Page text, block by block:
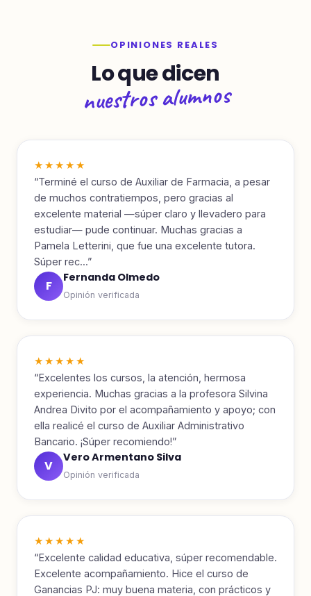
OPINIONES REALES
Lo que dicen
nuestros alumnos
★★★★★
“Terminé el curso de Auxiliar de Farmacia, a pesar
de muchos contratiempos, pero gracias al
excelente material —súper claro y llevadero para
estudiar— pude continuar. Muchas gracias a
Pamela Letterini, que fue una excelente tutora.
Súper rec...”
F
Fernanda Olmedo
Opinión verificada
★★★★★
“Excelentes los cursos, la atención, hermosa
experiencia. Muchas gracias a la profesora Silvina
Andrea Divito por el acompañamiento y apoyo; con
ella realicé el curso de Auxiliar Administrativo
Bancario. ¡Súper recomiendo!”
V
Vero Armentano Silva
Opinión verificada
★★★★★
“Excelente calidad educativa, súper recomendable.
Excelente acompañamiento. Hice el curso de
Ganancias PJ: muy buena materia, con prácticos y